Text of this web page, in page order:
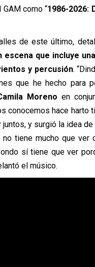
como “1986-2026:
de este último,
escena que incluye
y percusión.
que he hecho para
Moreno en
conocemos hace harto
juntos, y surgió la idea
no tiene mucho que ver
sí tiene que ver
el músico.